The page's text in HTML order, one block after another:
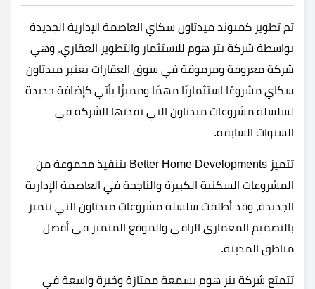
تم تطوير كمبوند ميدتاون سكاي العاصمة الإدارية الجديدة
بواسطة شركة بتر هوم للاستثمار والتطوير العقاري، وهي
شركة معروفة ومرموقة في سوق العقارات يعتبر ميدتاون
سكاي مشروعًا استثماريًا مهمًا ومميزًا يأتي كإضافة جديدة
لسلسلة مشروعات ميدتاون التي نفذتها الشركة في
السنوات السابقة.
تتميز Better Home Developments بتنفيذ مجموعة من
المشروعات السكنية الكبيرة والناجحة في العاصمة الإدارية
الجديدة، وقد أطلقت سلسلة مشروعات ميدتاون التي تتميز
بالتصميم المعماري الراقي والموقع المتميز في أفضل
مناطق المدينة.
تتمتع شركة بتر هوم بسمعة ممتازة وخبرة واسعة في